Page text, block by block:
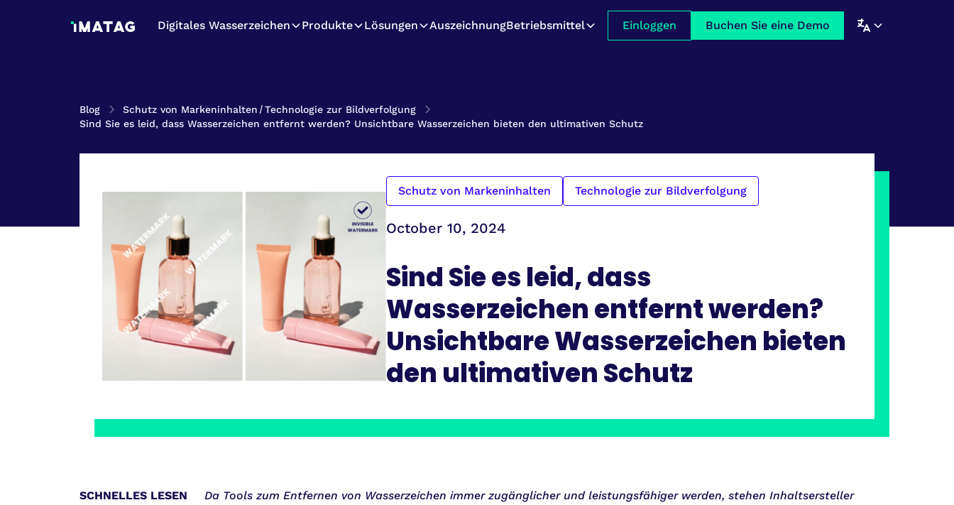
Digitales Wasserzeichen Produkte Lösungen AuszeichnungBetriebsmittel Einloggen Buchen Sie eine Demo
Blog Schutz von Markeninhalten /Technologie zur Bildverfolgung
Sind Sie es leid, dass Wasserzeichen entfernt werden? Unsichtbare Wasserzeichen bieten den ultimativen Schutz
Schutz von Markeninhalten Technologie zur Bildverfolgung
October 10, 2024
Sind Sie es leid, dass
Wasserzeichen entfernt werden?
Unsichtbare Wasserzeichen bieten
den ultimativen Schutz
SCHNELLES LESEN
Da Tools zum Entfernen von Wasserzeichen immer zugänglicher und leistungsfähiger werden, stehen Inhaltsersteller